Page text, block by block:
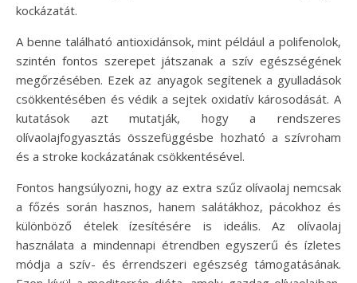
kockázatát.
A benne található antioxidánsok, mint például a polifenolok,
szintén fontos szerepet játszanak a szív egészségének
megőrzésében. Ezek az anyagok segítenek a gyulladások
csökkentésében és védik a sejtek oxidatív károsodását. A
kutatások azt mutatják, hogy a rendszeres
olívaolajfogyasztás összefüggésbe hozható a szívroham
és a stroke kockázatának csökkentésével.
Fontos hangsúlyozni, hogy az extra szűz olívaolaj nemcsak
a főzés során hasznos, hanem salátákhoz, pácokhoz és
különböző ételek ízesítésére is ideális. Az olívaolaj
használata a mindennapi étrendben egyszerű és ízletes
módja a szív- és érrendszeri egészség támogatásának.